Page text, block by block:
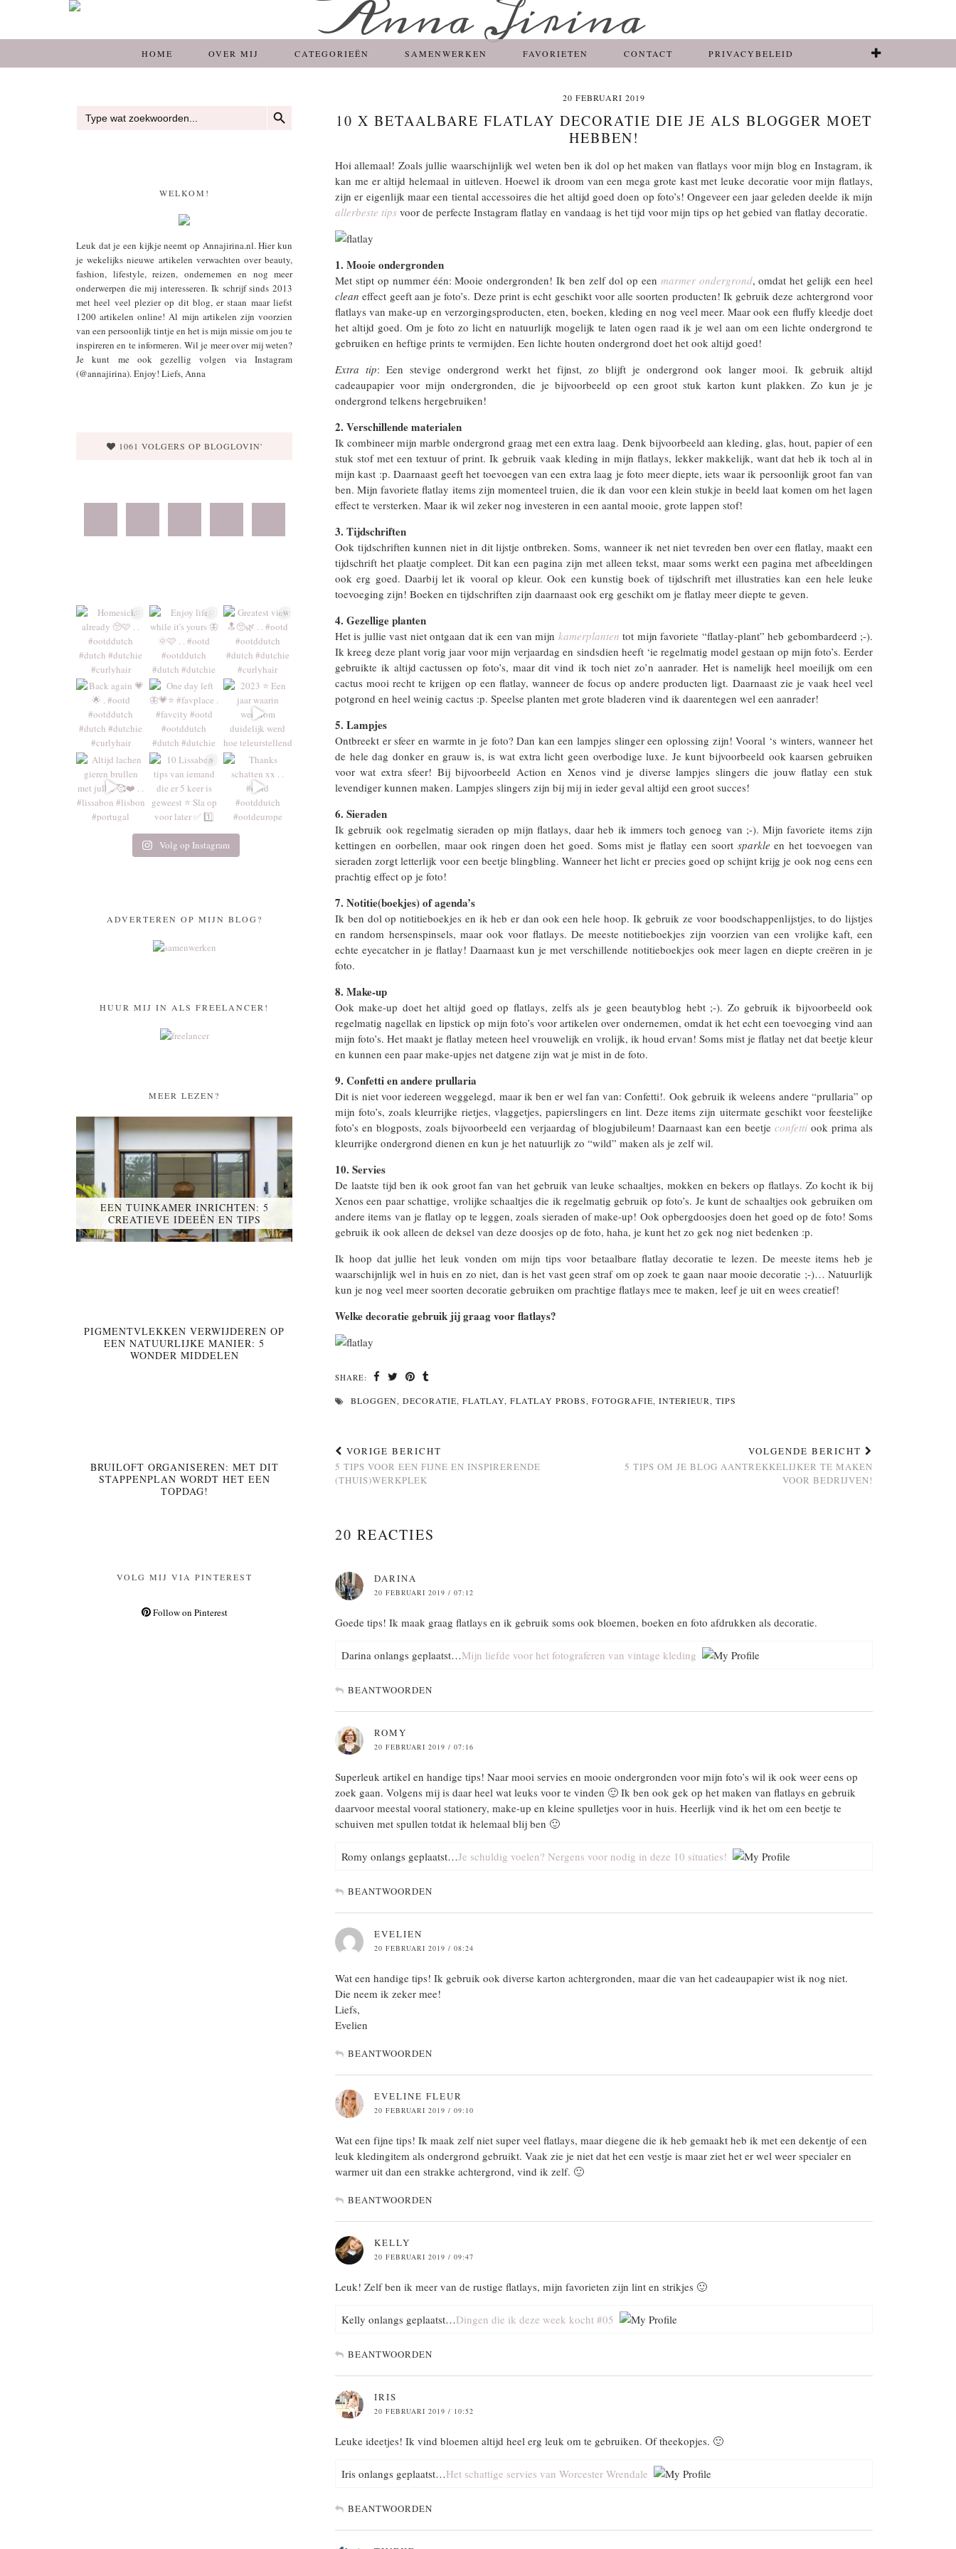
HOME OVER MIJ CATEGORIEËN SAMENWERKEN FAVORIETEN CONTACT PRIVACYBELEID
20 FEBRUARI 2019
10 X BETAALBARE FLATLAY DECORATIE DIE JE ALS BLOGGER MOET
HEBBEN!
Hoi allemaal! Zoals jullie waarschijnlijk wel weten ben ik dol op het maken van flatlays voor mijn blog en Instagram, ik
kan me er altijd helemaal in uitleven. Hoewel ik droom van een mega grote kast met leuke decoratie voor mijn flatlays,
zijn er eigenlijk maar een tiental accessoires die het altijd goed doen op foto’s! Ongeveer een jaar geleden deelde ik mijn
allerbeste tips voor de perfecte Instagram flatlay en vandaag is het tijd voor mijn tips op het gebied van flatlay decoratie.
1. Mooie ondergronden
Met stipt op nummer één: Mooie ondergronden! Ik ben zelf dol op een marmer ondergrond, omdat het gelijk een heel
clean effect geeft aan je foto’s. Deze print is echt geschikt voor alle soorten producten! Ik gebruik deze achtergrond voor
flatlays van make-up en verzorgingsproducten, eten, boeken, kleding en nog veel meer. Maar ook een fluffy kleedje doet
het altijd goed. Om je foto zo licht en natuurlijk mogelijk te laten ogen raad ik je wel aan om een lichte ondergrond te
gebruiken en heftige prints te vermijden. Een lichte houten ondergrond doet het ook altijd goed!
Extra tip: Een stevige ondergrond werkt het fijnst, zo blijft je ondergrond ook langer mooi. Ik gebruik altijd
cadeaupapier voor mijn ondergronden, die je bijvoorbeeld op een groot stuk karton kunt plakken. Zo kun je je
ondergrond telkens hergebruiken!
2. Verschillende materialen
Ik combineer mijn marble ondergrond graag met een extra laag. Denk bijvoorbeeld aan kleding, glas, hout, papier of een
stuk stof met een textuur of print. Ik gebruik vaak kleding in mijn flatlays, lekker makkelijk, want dat heb ik toch al in
mijn kast :p. Daarnaast geeft het toevoegen van een extra laag je foto meer diepte, iets waar ik persoonlijk groot fan van
ben. Mijn favoriete flatlay items zijn momenteel truien, die ik dan voor een klein stukje in beeld laat komen om het lagen
effect te versterken. Maar ik wil zeker nog investeren in een aantal mooie, grote lappen stof!
3. Tijdschriften
Ook tijdschriften kunnen niet in dit lijstje ontbreken. Soms, wanneer ik net niet tevreden ben over een flatlay, maakt een
tijdschrift het plaatje compleet. Dit kan een pagina zijn met alleen tekst, maar soms werkt een pagina met afbeeldingen
ook erg goed. Daarbij let ik vooral op kleur. Ook een kunstig boek of tijdschrift met illustraties kan een hele leuke
toevoeging zijn! Boeken en tijdschriften zijn daarnaast ook erg geschikt om je flatlay meer diepte te geven.
4. Gezellige planten
Het is jullie vast niet ontgaan dat ik een van mijn kamerplanten tot mijn favoriete “flatlay-plant” heb gebombardeerd ;-).
Ik kreeg deze plant vorig jaar voor mijn verjaardag en sindsdien heeft ‘ie regelmatig model gestaan op mijn foto’s. Eerder
gebruikte ik altijd cactussen op foto’s, maar dit vind ik toch niet zo’n aanrader. Het is namelijk heel moeilijk om een
cactus mooi recht te krijgen op een flatlay, wanneer de focus op andere producten ligt. Daarnaast zie je vaak heel veel
potgrond en heel weinig cactus :p. Speelse planten met grote bladeren vind ik daarentegen wel een aanrader!
5. Lampjes
Ontbreekt er sfeer en warmte in je foto? Dan kan een lampjes slinger een oplossing zijn! Vooral ‘s winters, wanneer het
de hele dag donker en grauw is, is wat extra licht geen overbodige luxe. Je kunt bijvoorbeeld ook kaarsen gebruiken
voor wat extra sfeer! Bij bijvoorbeeld Action en Xenos vind je diverse lampjes slingers die jouw flatlay een stuk
levendiger kunnen maken. Lampjes slingers zijn bij mij in ieder geval altijd een groot succes!
6. Sieraden
Ik gebruik ook regelmatig sieraden op mijn flatlays, daar heb ik immers toch genoeg van ;-). Mijn favoriete items zijn
kettingen en oorbellen, maar ook ringen doen het goed. Soms mist je flatlay een soort sparkle en het toevoegen van
sieraden zorgt letterlijk voor een beetje blingbling. Wanneer het licht er precies goed op schijnt krijg je ook nog eens een
prachtig effect op je foto!
7. Notitie(boekjes) of agenda’s
Ik ben dol op notitieboekjes en ik heb er dan ook een hele hoop. Ik gebruik ze voor boodschappenlijstjes, to do lijstjes
en random hersenspinsels, maar ook voor flatlays. De meeste notitieboekjes zijn voorzien van een vrolijke kaft, een
echte eyecatcher in je flatlay! Daarnaast kun je met verschillende notitieboekjes ook meer lagen en diepte creëren in je
foto.
8. Make-up
Ook make-up doet het altijd goed op flatlays, zelfs als je geen beautyblog hebt ;-). Zo gebruik ik bijvoorbeeld ook
regelmatig nagellak en lipstick op mijn foto’s voor artikelen over ondernemen, omdat ik het echt een toevoeging vind aan
mijn foto’s. Het maakt je flatlay meteen heel vrouwelijk en vrolijk, ik houd ervan! Soms mist je flatlay net dat beetje kleur
en kunnen een paar make-upjes net datgene zijn wat je mist in de foto.
9. Confetti en andere prullaria
Dit is niet voor iedereen weggelegd, maar ik ben er wel fan van: Confetti!. Ook gebruik ik weleens andere “prullaria” op
mijn foto’s, zoals kleurrijke rietjes, vlaggetjes, papierslingers en lint. Deze items zijn uitermate geschikt voor feestelijke
foto’s en blogposts, zoals bijvoorbeeld een verjaardag of blogjubileum! Daarnaast kan een beetjeconfetti ook prima als
kleurrijke ondergrond dienen en kun je het natuurlijk zo “wild” maken als je zelf wil.
10. Servies
De laatste tijd ben ik ook groot fan van het gebruik van leuke schaaltjes, mokken en bekers op flatlays. Zo kocht ik bij
Xenos een paar schattige, vrolijke schaaltjes die ik regelmatig gebruik op foto’s. Je kunt de schaaltjes ook gebruiken om
andere items van je flatlay op te leggen, zoals sieraden of make-up! Ook opbergdoosjes doen het goed op de foto! Soms
gebruik ik ook alleen de deksel van deze doosjes op de foto, haha, je kunt het zo gek nog niet bedenken :p.
Ik hoop dat jullie het leuk vonden om mijn tips voor betaalbare flatlay decoratie te lezen. De meeste items heb je
waarschijnlijk wel in huis en zo niet, dan is het vast geen straf om op zoek te gaan naar mooie decoratie ;-)… Natuurlijk
kun je nog veel meer soorten decoratie gebruiken om prachtige flatlays mee te maken, leef je uit en wees creatief!
Welke decoratie gebruik jij graag voor flatlays?
SHARE:
BLOGGEN, DECORATIE, FLATLAY, FLATLAY PROBS, FOTOGRAFIE, INTERIEUR, TIPS
VORIGE BERICHT
5 TIPS VOOR EEN FIJNE EN INSPIRERENDE
(THUIS)WERKPLEK
VOLGENDE BERICHT
5 TIPS OM JE BLOG AANTREKKELIJKER TE MAKEN
VOOR BEDRIJVEN!
20 REACTIES
DARINA
20 FEBRUARI 2019 / 07:12
Goede tips! Ik maak graag flatlays en ik gebruik soms ook bloemen, boeken en foto afdrukken als decoratie.
Darina onlangs geplaatst…Mijn liefde voor het fotograferen van vintage kleding
BEANTWOORDEN
ROMY
20 FEBRUARI 2019 / 07:16
Superleuk artikel en handige tips! Naar mooi servies en mooie ondergronden voor mijn foto’s wil ik ook weer eens op
zoek gaan. Volgens mij is daar heel wat leuks voor te vinden 🙂 Ik ben ook gek op het maken van flatlays en gebruik
daarvoor meestal vooral stationery, make-up en kleine spulletjes voor in huis. Heerlijk vind ik het om een beetje te
schuiven met spullen totdat ik helemaal blij ben 🙂
Romy onlangs geplaatst…Je schuldig voelen? Nergens voor nodig in deze 10 situaties!
BEANTWOORDEN
EVELIEN
20 FEBRUARI 2019 / 08:24
Wat een handige tips! Ik gebruik ook diverse karton achtergronden, maar die van het cadeaupapier wist ik nog niet.
Die neem ik zeker mee!
Liefs,
Evelien
BEANTWOORDEN
EVELINE FLEUR
20 FEBRUARI 2019 / 09:10
Wat een fijne tips! Ik maak zelf niet super veel flatlays, maar diegene die ik heb gemaakt heb ik met een dekentje of een
leuk kledingitem als ondergrond gebruikt. Vaak zie je niet dat het een vestje is maar ziet het er wel weer specialer en
warmer uit dan een strakke achtergrond, vind ik zelf. 🙂
BEANTWOORDEN
KELLY
20 FEBRUARI 2019 / 09:47
Leuk! Zelf ben ik meer van de rustige flatlays, mijn favorieten zijn lint en strikjes 🙂
Kelly onlangs geplaatst…Dingen die ik deze week kocht #05
BEANTWOORDEN
IRIS
20 FEBRUARI 2019 / 10:52
Leuke ideetjes! Ik vind bloemen altijd heel erg leuk om te gebruiken. Of theekopjes. 🙂
Iris onlangs geplaatst…Het schattige servies van Worcester Wrendale
BEANTWOORDEN
naar:
WELKOM!
Leuk dat je een kijkje neemt op Annajirina.nl. Hier kun
je wekelijks nieuwe artikelen verwachten over beauty,
fashion, lifestyle, reizen, ondernemen en nog meer
onderwerpen die mij interesseren. Ik schrijf sinds 2013
met heel veel plezier op dit blog, er staan maar liefst
1200 artikelen online! Al mijn artikelen zijn voorzien
van een persoonlijk tintje en het is mijn missie om jou te
inspireren en te informeren. Wil je meer over mij weten?
Je kunt me ook gezellig volgen via Instagram
(@annajirina). Enjoy! Liefs, Anna
1061 VOLGERS OP BLOGLOVIN'
Volg op Instagram
ADVERTEREN OP MIJN BLOG?
HUUR MIJ IN ALS FREELANCER!
MEER LEZEN?
EEN TUINKAMER INRICHTEN: 5
CREATIEVE IDEEËN EN TIPS
PIGMENTVLEKKEN VERWIJDEREN OP
EEN NATUURLIJKE MANIER: 5
WONDER MIDDELEN
BRUILOFT ORGANISEREN: MET DIT
STAPPENPLAN WORDT HET EEN
TOPDAG!
VOLG MIJ VIA PINTEREST
Follow on Pinterest